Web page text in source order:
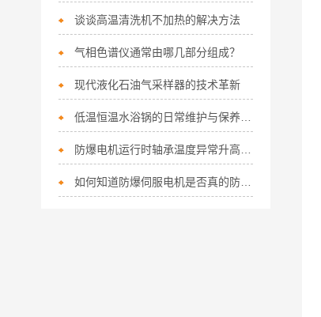
谈谈高温清洗机不加热的解决方法
气相色谱仪通常由哪几部分组成？
现代液化石油气采样器的技术革新
如何知道防爆伺服电机是否真的防爆？看准这三点不被忽悠